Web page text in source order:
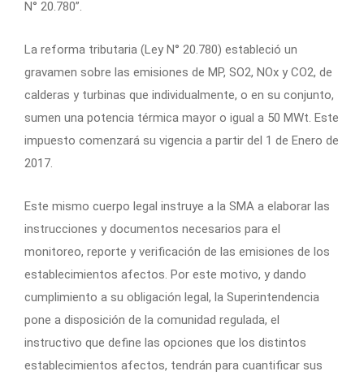
N° 20.780”.
La reforma tributaria (Ley N° 20.780) estableció un
gravamen sobre las emisiones de MP, SO2, NOx y CO2, de
calderas y turbinas que individualmente, o en su conjunto,
sumen una potencia térmica mayor o igual a 50 MWt. Este
impuesto comenzará su vigencia a partir del 1 de Enero de
2017.
Este mismo cuerpo legal instruye a la SMA a elaborar las
instrucciones y documentos necesarios para el
monitoreo, reporte y verificación de las emisiones de los
establecimientos afectos. Por este motivo, y dando
cumplimiento a su obligación legal, la Superintendencia
pone a disposición de la comunidad regulada, el
instructivo que define las opciones que los distintos
establecimientos afectos, tendrán para cuantificar sus